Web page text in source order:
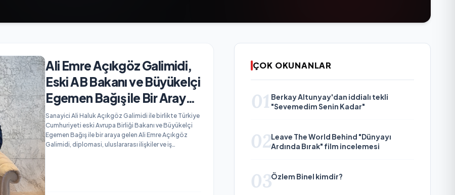
Ali Emre Açıkgöz Galimidi,
Eski AB Bakanı ve Büyükelçi
Egemen Bağış ile Bir Araya
Geldi
Sanayici Ali Haluk Açıkgöz Galimidi ile birlikte Türkiye
Cumhuriyeti eski Avrupa Birliği Bakanı ve Büyükelçi
Egemen Bağış ile bir araya gelen Ali Emre Açıkgöz
Galimidi, diplomasi, uluslararası ilişkiler ve iş
ÇOK OKUNANLAR
01 Berkay Altunyay'dan iddialı tekli
"Sevemedim Senin Kadar"
02Leave The World Behind "Dünyayı
Ardında Bırak" film incelemesi
03Özlem Binel kimdir?